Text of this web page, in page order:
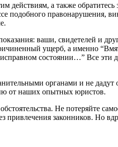
действиям, а также
подобного правонарушения,
ваши, свидетелей и
ущерб, а именно
состоянии…” Все эти
органами и не дадут
от наших опытных юристов.
Не потеряйте
привлечения законников. Но